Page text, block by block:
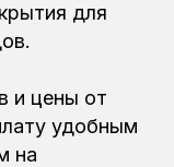
для
и цены от
удобным
на